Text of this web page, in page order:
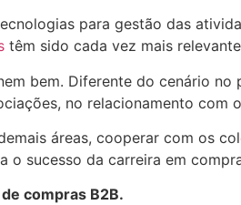
para gestão das
têm sido cada vez mais
bem. Diferente do cenário
no relacionamento com
áreas, cooperar com os
o sucesso da carreira em
compras B2B.